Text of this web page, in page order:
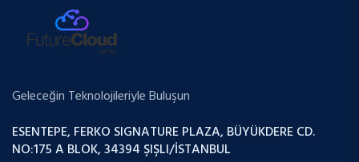
Geleceğin Teknolojileriyle Buluşun
ESENTEPE, FERKO SIGNATURE PLAZA, BÜYÜKDERE CD.
NO:175 A BLOK, 34394 ŞIŞLI/İSTANBUL